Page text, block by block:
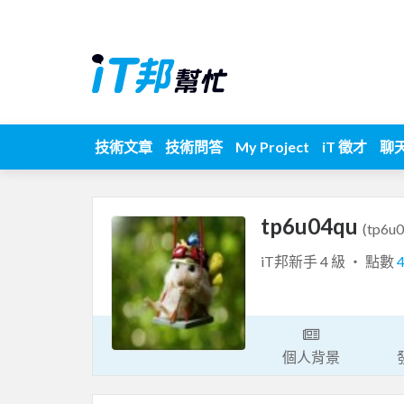
技術文章 技術問答 My Project iT 徵才 聊
tp6u04qu
iT邦新手 4 級 ‧ 點數
個人背景